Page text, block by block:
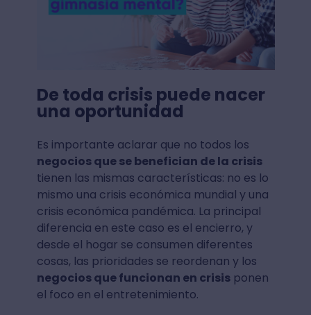
De toda crisis puede nacer
una oportunidad
Es importante aclarar que no todos los
negocios que se benefician de la crisis
tienen las mismas características: no es lo
mismo una crisis económica mundial y una
crisis económica pandémica. La principal
diferencia en este caso es el encierro, y
desde el hogar se consumen diferentes
cosas, las prioridades se reordenan y los
negocios que funcionan en crisisponen
el foco en el entretenimiento.